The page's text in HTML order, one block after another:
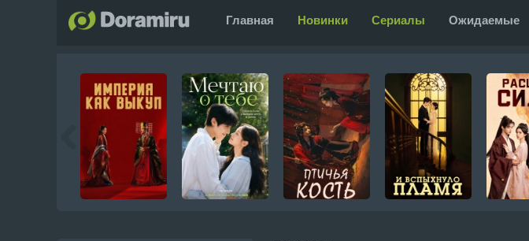
Главная Новинки Сериалы Ожидаемые